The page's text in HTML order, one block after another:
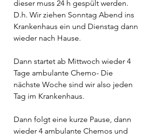
dieser muss 24 h gespült werden.
D.h. Wir ziehen Sonntag Abend ins
Krankenhaus ein und Dienstag dann
wieder nach Hause.
Dann startet ab Mittwoch wieder 4
Tage ambulante Chemo- Die
nächste Woche sind wir also jeden
Tag im Krankenhaus.
Dann folgt eine kurze Pause, dann
wieder 4 ambulante Chemos und